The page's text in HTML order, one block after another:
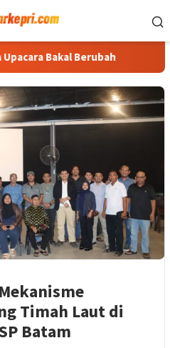
Berubah
Timah Laut di
Batam